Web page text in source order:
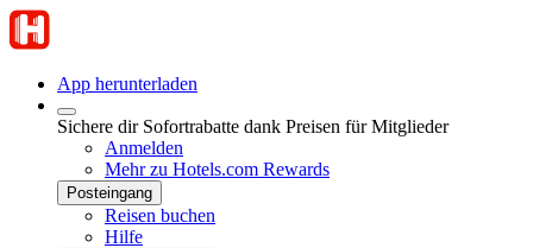
App herunterladen
Sichere dir Sofortrabatte dank Preisen für Mitglieder
Anmelden
Mehr zu Hotels.com Rewards
Posteingang
Reisen buchen
Hilfe